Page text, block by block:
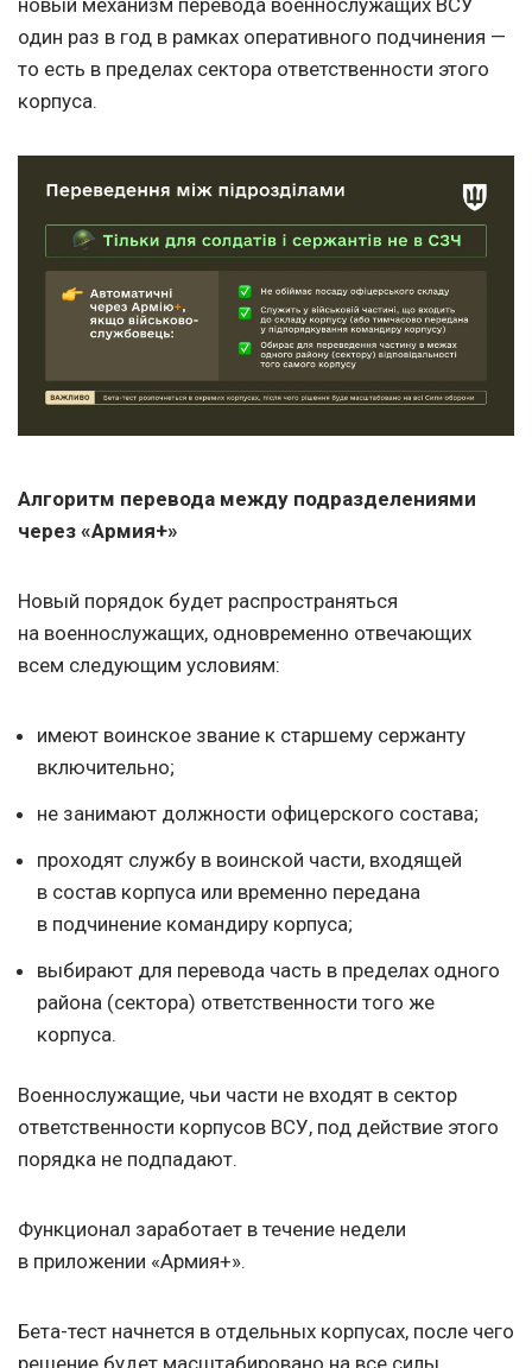
новый механизм перевода военнослужащих ВСУ
один раз в год в рамках оперативного подчинения —
то есть в пределах сектора ответственности этого
корпуса.
Алгоритм перевода между подразделениями
через «Армия+»
Новый порядок будет распространяться
на военнослужащих, одновременно отвечающих
всем следующим условиям:
имеют воинское звание к старшему сержанту
включительно;
не занимают должности офицерского состава;
проходят службу в воинской части, входящей
в состав корпуса или временно передана
в подчинение командиру корпуса;
выбирают для перевода часть в пределах одного
района (сектора) ответственности того же
корпуса.
Военнослужащие, чьи части не входят в сектор
ответственности корпусов ВСУ, под действие этого
порядка не подпадают.
Функционал заработает в течение недели
в приложении «Армия+».
Бета-тест начнется в отдельных корпусах, после чего
решение будет масштабировано на все силы